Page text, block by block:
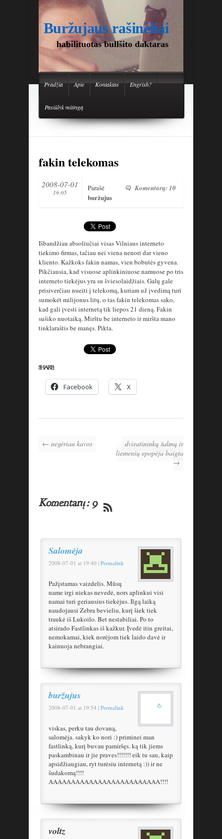
Buržujaus rašinėliai
habilituotas bullšito daktaras
Pradžia Apie Kontaktas Engrish?
Pasiūlyk mitingą
fakin telekomas
2008-07-01
19:05
Komentarų: 10
Parašė
buržujus
Išbandžiau absoliučiai visas Vilniaus interneto
tiekimo firmas, tačiau nei viena nenori dar vieno
kliento. Kažkoks fakin namas, vien bobutės gyvena.
Pikčiausia, kad visuose aplinkiniuose namuose po tris
interneto tiekėjus yra su šviesolaidžiais. Galų gale
prisiverčiau nueiti į telekomą, kuriam už įvedimą turi
sumokėt milijonus litų, o tas fakin telekomas sako,
kad gali įvesti internetą tik liepos 21 dieną. Fakin
sušiko nuotaiką. Mirštu be interneto ir miršta mano
tinklaraštis be manęs. Pikta.
SHARE:
Facebook X
← negėriau kavos
dviratininkų šalmų ir
liemenių epopėja baigta
→
Komentarų: 9
Salomėja
2008-07-01 at 19:40 | Permalink
Pažįstamas vaizdelis. Mūsų
name irgi niekas nevedė, nors aplinkui visi
namai turi geriausius tiekėjus. Ilgą laiką
naudojausi Zebra bevieliu, kurį šiek tiek
traukė iš Lukoilo. Bet nestabiliai. Po to
atsirado Fastlinkas iš kažkur. Įvedė itin greitai,
nemokamai, kiek norėjom tiek laido davė ir
kainuoja nebrangiai.
buržujus
2008-07-01 at 19:54 | Permalink
viskas, perku tau dovaną,
salomėja. sakyk ko nori :) priminei man
fastlinką, kurį buvau pamiršęs. ką tik jiems
paskambinau ir jie praves!!!!!!! eik tu sau, kaip
apsidžiaugiau, ryt turėsiu internetą :)) ir ne
šudakomą!!!!
AAAAAAAAAAAAAAAAAAAAAAAAA!!!!
voltz